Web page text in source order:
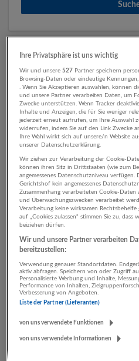
7 Assistenz,
Hagleitner Hygiene
Gesundheitswesen |
5
Ihre Privatsphäre ist uns wichtig
Wir und unsere 527 Partner speichern
Browsing-Daten oder eindeutige
. Wenn Sie Akzeptieren auswählen, können
und unsere Partner verarbeiten Daten, um
Zwecke unterstützen. Wenn Tracker
Inhalte und Anzeigen, die für Sie weniger
jederzeit erneut aufrufen, um Ihre Auswahl
widerrufen, indem Sie auf den Link Zwecke
Ihre Wahl wirkt sich auf unsere/n Website
unserer Datenschutzerklärung.
Wir ziehen zur Verarbeitung der Cookie-
können ihren Sitz in Drittstaaten (wie zum
angemessenes Datenschutzniveau verfügen.
Gerichtshof kein angemessenes
Zusammenhang verarbeiteten Cookie-
und Überwachungszwecken verarbeitet
Verarbeitung keine wirksamen
auf „Cookies zulassen“ stimmen Sie zu,
beiziehen dürfen.
Wir und unsere Partner verarbeiten
bereitzustellen:
Verwendung genauer Standortdaten.
aktiv abfragen. Speichern von oder Zugriff
Personalisierte Werbung und Inhalte,
Performance von Inhalten,
Verbesserung von Angeboten.
Liste der Partner (Lieferanten)
von uns verwendete Funktionen
von uns verwendete Informationen